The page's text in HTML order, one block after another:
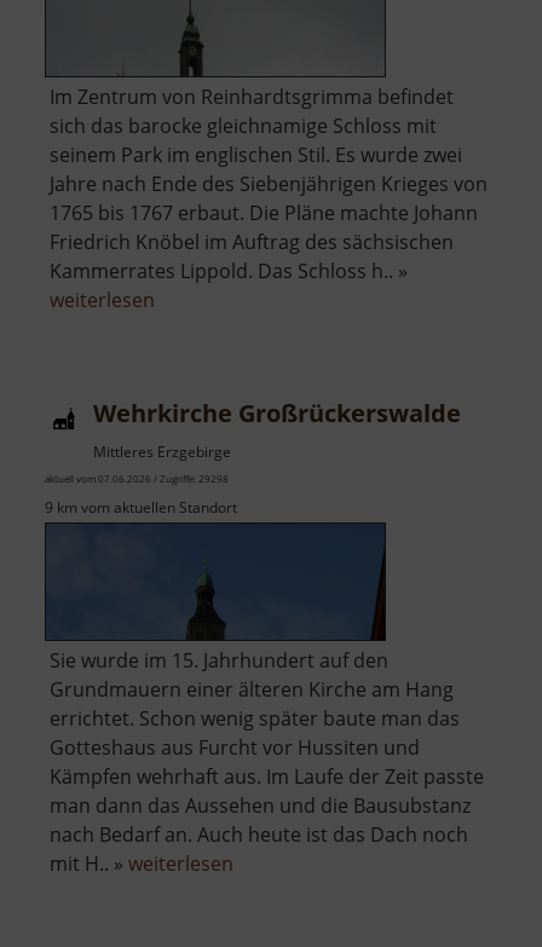
Im Zentrum von Reinhardtsgrimma befindet
sich das barocke gleichnamige Schloss mit
seinem Park im englischen Stil. Es wurde zwei
Jahre nach Ende des Siebenjährigen Krieges von
1765 bis 1767 erbaut. Die Pläne machte Johann
Friedrich Knöbel im Auftrag des sächsischen
Kammerrates Lippold. Das Schloss h.. »
weiterlesen
Wehrkirche Großrückerswalde
Mittleres Erzgebirge
aktuell vom 07.06.2026 / Zugriffe: 29298
9 km vom aktuellen Standort
Sie wurde im 15. Jahrhundert auf den
Grundmauern einer älteren Kirche am Hang
errichtet. Schon wenig später baute man das
Gotteshaus aus Furcht vor Hussiten und
Kämpfen wehrhaft aus. Im Laufe der Zeit passte
man dann das Aussehen und die Bausubstanz
nach Bedarf an. Auch heute ist das Dach noch
mit H.. » weiterlesen